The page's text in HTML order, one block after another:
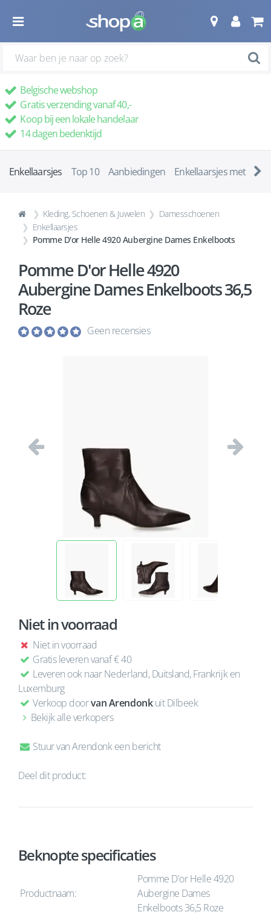
Belgische webshop
Gratis verzending vanaf 40,-
Koop bij een lokale handelaar
14 dagen bedenktijd
Enkellaarsjes Top 10 Aanbiedingen Enkellaarsjes met ha
Kleding, Schoenen & Juwelen
Damesschoenen
Enkellaarsjes
Pomme D'or Helle 4920 Aubergine Dames Enkelboots
Pomme D'or Helle 4920
Aubergine Dames Enkelboots 36,5
Roze
Geen recensies
Vorige
Niet in voorraad
Niet in voorraad
Gratis leveren vanaf € 40
Leveren ook naar Nederland, Duitsland, Frankrijk en
Luxemburg
Verkoop doorvan Arendonkuit Dilbeek
Bekijk alle verkopers
Stuur van Arendonk een bericht
Deel dit product:
Beknopte specificaties
Productnaam:
Pomme D'or Helle 4920
Aubergine Dames
Enkelboots 36,5 Roze